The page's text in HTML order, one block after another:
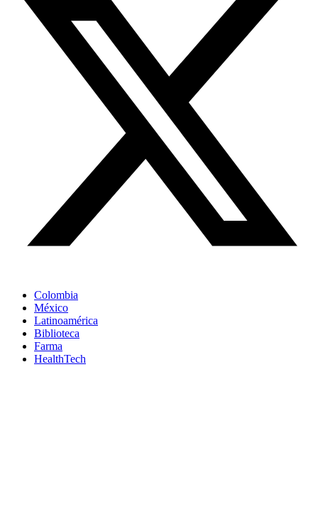
Colombia
México
Latinoamérica
Biblioteca
Farma
HealthTech